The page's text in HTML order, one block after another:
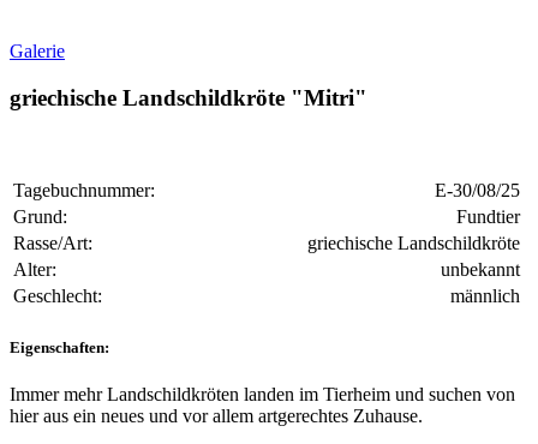
Galerie
griechische Landschildkröte "Mitri"
Tagebuchnummer:
E-30/08/25
Grund:
Fundtier
Rasse/Art:
griechische Landschildkröte
Alter:
unbekannt
Geschlecht:
männlich
Eigenschaften:
Immer mehr Landschildkröten landen im Tierheim und suchen von
hier aus ein neues und vor allem artgerechtes Zuhause.